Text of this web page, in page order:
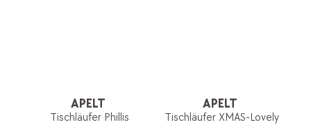
APELT
Tischläufer Phillis
APELT
Tischläufer XMAS-Lovely